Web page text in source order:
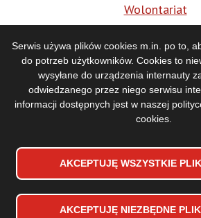
Serwis używa plików cookies m.in. po to,
do potrzeb użytkowników. Cookies to
wysyłane do urządzenia internauty
odwiedzanego przez niego serwisu
informacji dostępnych jest w naszej
cookies
AKCEPTUJĘ WSZYSTKIE
AKCEPTUJĘ NIEZBĘDNE
WYCOFAJ ZGODĘ NA
Wolontariat
Media
Deklaracja dostępności